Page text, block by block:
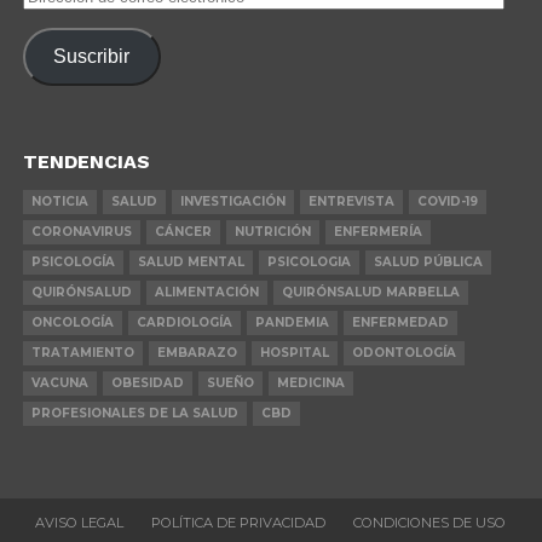
de
correo
electrónico
Suscribir
TENDENCIAS
NOTICIA SALUD INVESTIGACIÓN ENTREVISTA
COVID-19
CORONAVIRUS
CÁNCER NUTRICIÓN
ENFERMERÍA
PSICOLOGÍA
SALUD MENTAL PSICOLOGIA
SALUD PÚBLICA
QUIRÓNSALUD
ALIMENTACIÓN
QUIRÓNSALUD MARBELLA
ONCOLOGÍA
CARDIOLOGÍA PANDEMIA
ENFERMEDAD
TRATAMIENTO
EMBARAZO HOSPITAL
ODONTOLOGÍA
VACUNA
OBESIDAD SUEÑO
MEDICINA
PROFESIONALES DE LA SALUD
CBD
AVISO LEGAL POLÍTICA DE PRIVACIDAD CONDICIONES DE USO